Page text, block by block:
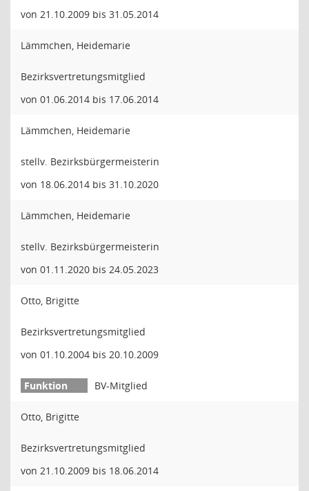
von 21.10.2009 bis 31.05.2014
Lämmchen, Heidemarie
Bezirksvertretungsmitglied
von 01.06.2014 bis 17.06.2014
Lämmchen, Heidemarie
stellv. Bezirksbürgermeisterin
von 18.06.2014 bis 31.10.2020
Lämmchen, Heidemarie
stellv. Bezirksbürgermeisterin
von 01.11.2020 bis 24.05.2023
Otto, Brigitte
Bezirksvertretungsmitglied
von 01.10.2004 bis 20.10.2009
BV-Mitglied
Otto, Brigitte
Bezirksvertretungsmitglied
von 21.10.2009 bis 18.06.2014